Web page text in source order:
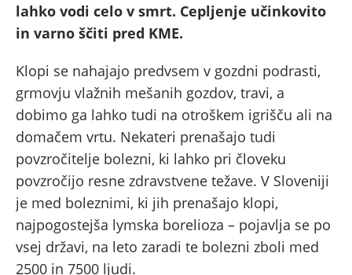
lahko vodi celo v smrt. Cepljenje učinkovito
in varno ščiti pred KME.
Klopi se nahajajo predvsem v gozdni podrasti,
grmovju vlažnih mešanih gozdov, travi, a
dobimo ga lahko tudi na otroškem igrišču ali na
domačem vrtu. Nekateri prenašajo tudi
povzročitelje bolezni, ki lahko pri človeku
povzročijo resne zdravstvene težave. V Sloveniji
je med boleznimi, ki jih prenašajo klopi,
najpogostejša lymska borelioza – pojavlja se po
vsej državi, na leto zaradi te bolezni zboli med
2500 in 7500 ljudi.